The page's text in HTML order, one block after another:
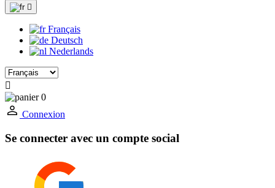

Français
Deutsch
Nederlands

0
Connexion
Se connecter avec un compte social